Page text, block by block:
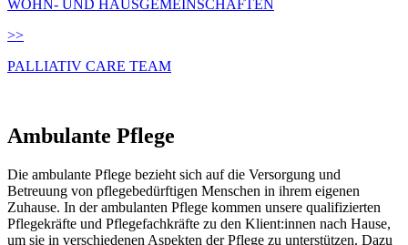
WOHN- UND HAUSGEMEINSCHAFTEN
>>
PALLIATIV CARE TEAM
Ambulante Pflege
Die ambulante Pflege bezieht sich auf die Versorgung und
Betreuung von pflegebedürftigen Menschen in ihrem eigenen
Zuhause. In der ambulanten Pflege kommen unsere qualifizierten
Pflegekräfte und Pflegefachkräfte zu den Klient:innen nach Hause,
um sie in verschiedenen Aspekten der Pflege zu unterstützen. Dazu